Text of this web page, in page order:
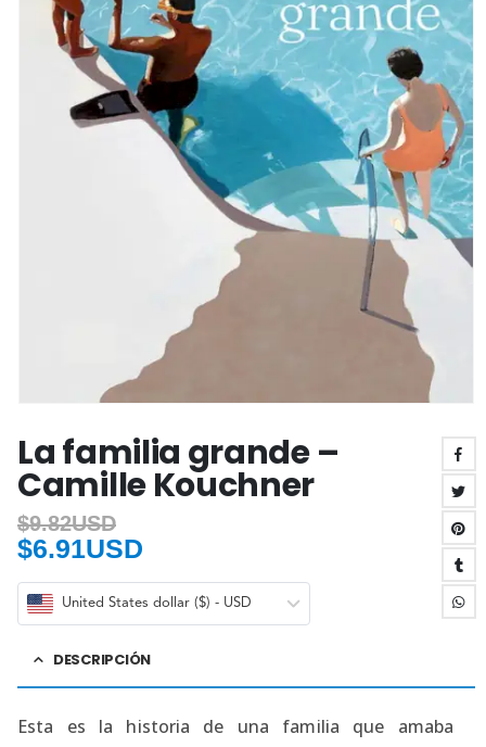
La familia grande –
Camille Kouchner
$9.82USD
$6.91USD
United States dollar ($) - USD
DESCRIPCIÓN
Esta es la historia de una familia que amaba